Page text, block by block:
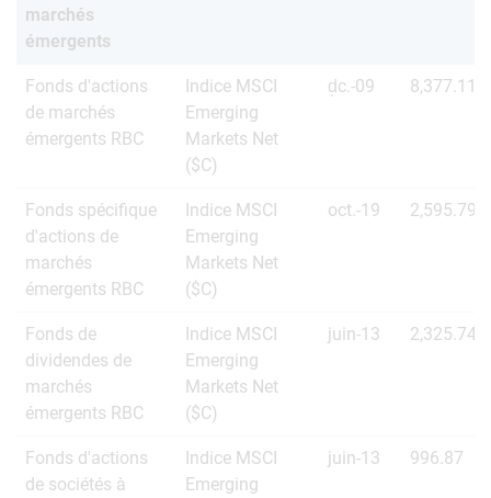
marchés
émergents
Fonds d'actions
de marchés
émergents RBC
Indice MSCI
Emerging
Markets Net
($C)
d̩c.-09 8,377.11
Fonds spécifique
d'actions de
marchés
émergents RBC
Indice MSCI
Emerging
Markets Net
($C)
oct.-19 2,595.79
Fonds de
dividendes de
marchés
émergents RBC
Indice MSCI
Emerging
Markets Net
($C)
juin-13 2,325.74
Fonds d'actions
de sociétés à
Indice MSCI
Emerging
juin-13 996.87